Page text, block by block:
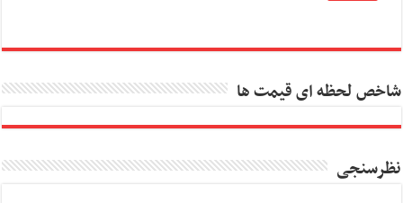
شاخص لحظه ای قیمت ها
نظرسنجی